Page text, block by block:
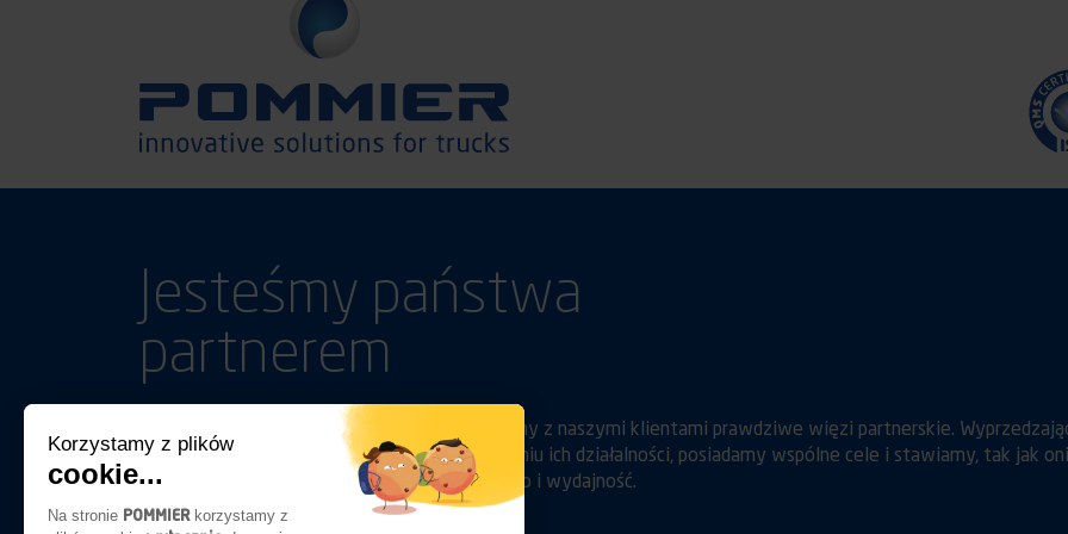
Korzystamy z plików
cookie...
Na stronie POMMIER korzystamy z
Jesteśmy państwa
partnerem
Poza zwykłymi relacjami handlowymi, budujemy z naszymi klientami prawdziwe więzi partnerskie.
potrzeby klientów i towarzysząc w prowadzeniu ich działalności, posiadamy wspólne cele i stawiamy, tak jak
przede wszystkim na komfort, bezpieczeństwo i wydajność.